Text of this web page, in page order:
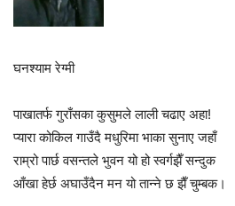
घनश्याम रेग्मी
पाखातर्फ गुराँसका कुसुमले लाली चढाए अहा!
प्यारा कोकिल गाउँदै मधुरिमा भाका सुनाए जहाँ
राम्रो पार्छ वसन्तले भुवन यो हो स्वर्गझैँ सन्दुक
आँखा हेर्छ अघाउँदैन मन यो तान्ने छ झैँ चुम्बक।